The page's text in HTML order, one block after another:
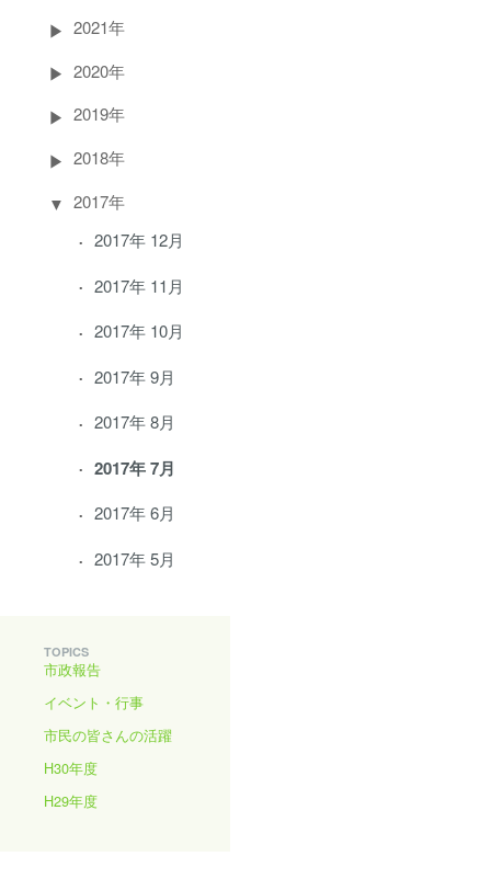
2021年
2020年
2019年
2018年
2017年
2017年 12月
2017年 11月
2017年 10月
2017年 9月
2017年 8月
2017年 7月
2017年 6月
2017年 5月
TOPICS
市政報告
イベント・行事
市民の皆さんの活躍
H30年度
H29年度